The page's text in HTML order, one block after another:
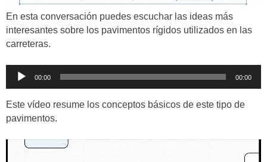
En esta conversación puedes escuchar las ideas más
interesantes sobre los pavimentos rígidos utilizados en las
carreteras.
Reproductor
audio
00:00 00:00
Este vídeo resume los conceptos básicos de este tipo de
pavimentos.
Reproductor